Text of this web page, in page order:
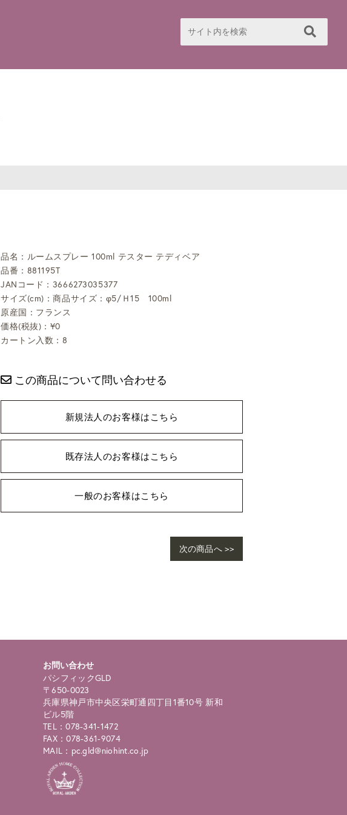
品名：ルームスプレー 100ml テスター テディベア
品番：881195T
JANコード：3666273035377
サイズ(cm)：商品サイズ：φ5/Ｈ15 100ml
原産国：フランス
価格(税抜)：¥0
カートン入数：8
この商品について問い合わせる
新規法人のお客様はこちら
既存法人のお客様はこちら
一般のお客様はこちら
次の商品へ >>
お問い合わせ
パシフィックGLD
〒650-0023
兵庫県神戸市中央区栄町通四丁目1番10号 新和
ビル5階
TEL：078-341-1472
FAX：078-361-9074
MAIL：pc.gld@niohint.co.jp